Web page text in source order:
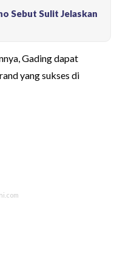
Sebut Sulit Jelaskan
Gading dapat
yang sukses di